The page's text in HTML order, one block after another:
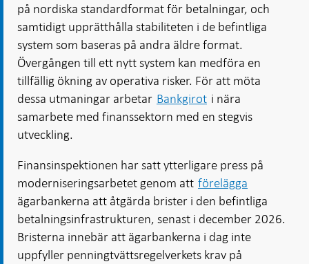
på nordiska standardformat för betalningar, och
samtidigt upprätthålla stabiliteten i de befintliga
system som baseras på andra äldre format.
Övergången till ett nytt system kan medföra en
tillfällig ökning av operativa risker. För att möta
dessa utmaningar arbetar Bankgirot i nära
samarbete med finanssektorn med en stegvis
utveckling.
Finansinspektionen har satt ytterligare press på
moderniseringsarbetet genom att förelägga
ägarbankerna att åtgärda brister i den befintliga
betalningsinfrastrukturen, senast i december 2026.
Bristerna innebär att ägarbankerna i dag inte
uppfyller penningtvättsregelverkets krav på